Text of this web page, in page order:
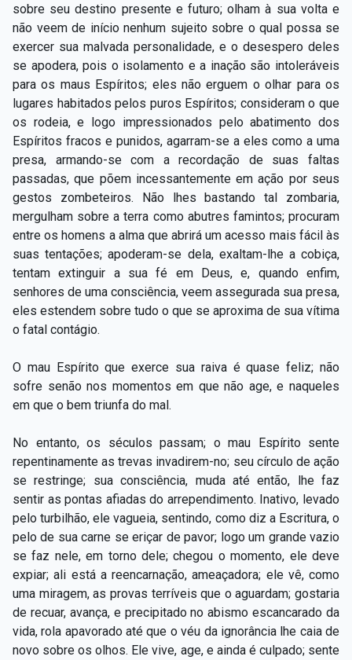
sobre seu destino presente e futuro; olham à sua volta e
não veem de início nenhum sujeito sobre o qual possa se
exercer sua malvada personalidade, e o desespero deles
se apodera, pois o isolamento e a inação são intoleráveis
para os maus Espíritos; eles não erguem o olhar para os
lugares habitados pelos puros Espíritos; consideram o que
os rodeia, e logo impressionados pelo abatimento dos
Espíritos fracos e punidos, agarram-se a eles como a uma
presa, armando-se com a recordação de suas faltas
passadas, que põem incessantemente em ação por seus
gestos zombeteiros. Não lhes bastando tal zombaria,
mergulham sobre a terra como abutres famintos; procuram
entre os homens a alma que abrirá um acesso mais fácil às
suas tentações; apoderam-se dela, exaltam-lhe a cobiça,
tentam extinguir a sua fé em Deus, e, quando enfim,
senhores de uma consciência, veem assegurada sua presa,
eles estendem sobre tudo o que se aproxima de sua vítima
o fatal contágio.
O mau Espírito que exerce sua raiva é quase feliz; não
sofre senão nos momentos em que não age, e naqueles
em que o bem triunfa do mal.
No entanto, os séculos passam; o mau Espírito sente
repentinamente as trevas invadirem-no; seu círculo de ação
se restringe; sua consciência, muda até então, lhe faz
sentir as pontas afiadas do arrependimento. Inativo, levado
pelo turbilhão, ele vagueia, sentindo, como diz a Escritura, o
pelo de sua carne se eriçar de pavor; logo um grande vazio
se faz nele, em torno dele; chegou o momento, ele deve
expiar; ali está a reencarnação, ameaçadora; ele vê, como
uma miragem, as provas terríveis que o aguardam; gostaria
de recuar, avança, e precipitado no abismo escancarado da
vida, rola apavorado até que o véu da ignorância lhe caia de
novo sobre os olhos. Ele vive, age, e ainda é culpado; sente